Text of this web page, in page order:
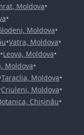
Moldova•
•
Moldova•
•Vatra, Moldova•
•Leova, Moldova•
Moldova•
Taraclia, Moldova•
Criuleni, Moldova•
Chișinău•